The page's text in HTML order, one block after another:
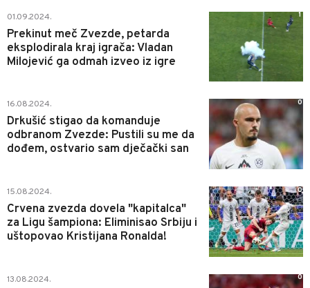
01.09.2024.
Prekinut meč Zvezde, petarda
eksplodirala kraj igrača: Vladan
Milojević ga odmah izveo iz igre
1
16.08.2024.
Drkušić stigao da komanduje
odbranom Zvezde: Pustili su me da
dođem, ostvario sam dječački san
0
15.08.2024.
Crvena zvezda dovela "kapitalca"
za Ligu šampiona: Eliminisao Srbiju i
uštopovao Kristijana Ronalda!
0
13.08.2024. 0